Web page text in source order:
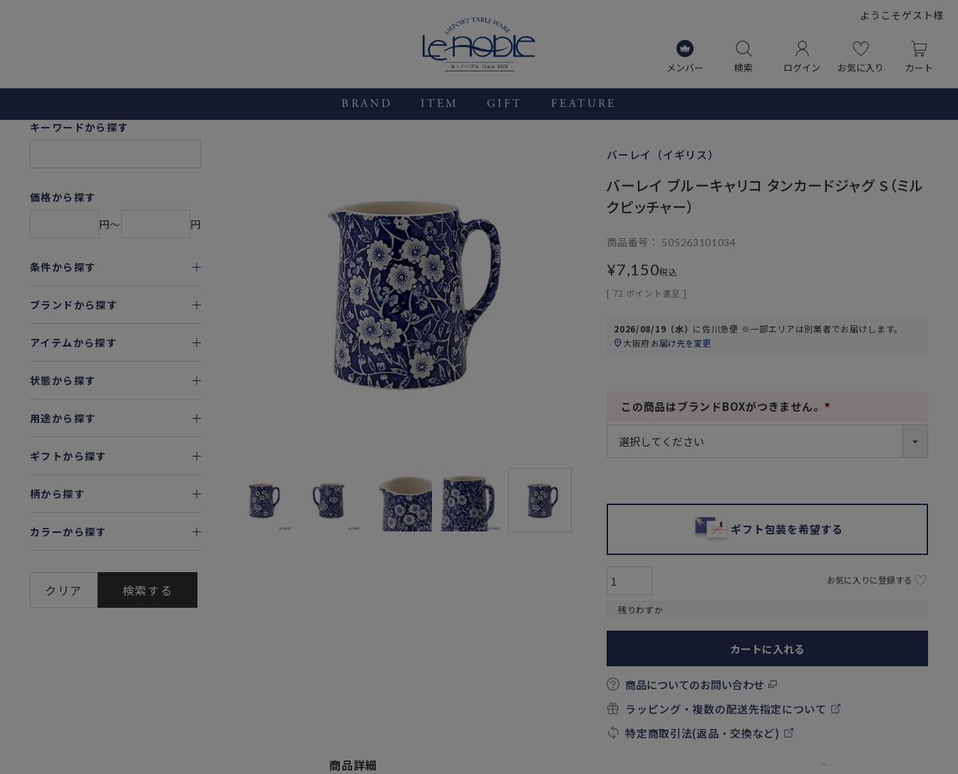
ようこそゲスト様
メンバー 検索 ログイン お気に入り カート
BRAND ITEM GIFT FEATURE
キーワードから探す
価格から探す
円〜
円
条件から探す
ブランドから探す
アイテムから探す
状態から探す
用途から探す
ギフトから探す
柄から探す
カラーから探す
クリア 検索する
バーレイ（イギリス）
バーレイ ブルーキャリコ タンカードジャグ S（ミル
クピッチャー）
商品番号 505263101034
¥7,150税込
[ 72 ポイント進呈 ]
2026/08/19（水） に佐川急便 ※一部エリアは別業者でお届けします。
大阪府お届け先を変更
この商品はブランドBOXがつきません。
ギフト包装を希望する
残りわずか
お気に入りに登録する
カートに入れる
商品についてのお問い合わせ
ラッピング・複数の配送先指定について
特定商取引法(返品・交換など)
商品詳細